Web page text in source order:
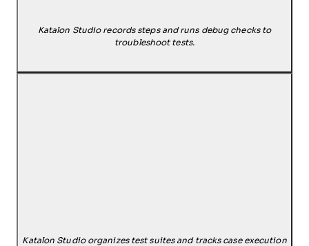
Katalon Studio records steps and runs debug checks to
troubleshoot tests.
Katalon Studio organizes test suites and tracks case execution